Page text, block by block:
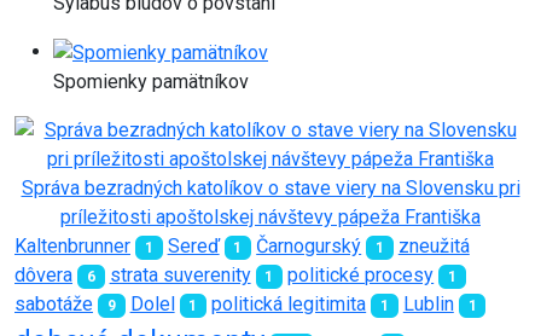
Spomienky pamätníkov
Správa bezradných katolíkov o stave viery na Slovensku pri
príležitosti apoštolskej návštevy pápeža Františka
Kaltenbrunner
1 Sereď 1 Čarnogurský 1
zneužitá
dôvera
6 strata suverenity 1 politické procesy 1
sabotáže 9 Dolel 1 politická legitimita 1 Lublin 1